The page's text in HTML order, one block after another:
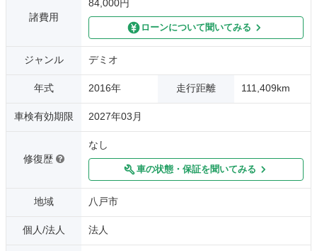
諸費用
84,000円
ローンについて聞いてみる
ジャンル デミオ
年式 2016年 走行距離 111,409km
車検有効期限 2027年03月
修復歴
なし
車の状態・保証を聞いてみる
地域 八戸市
個人/法人 法人